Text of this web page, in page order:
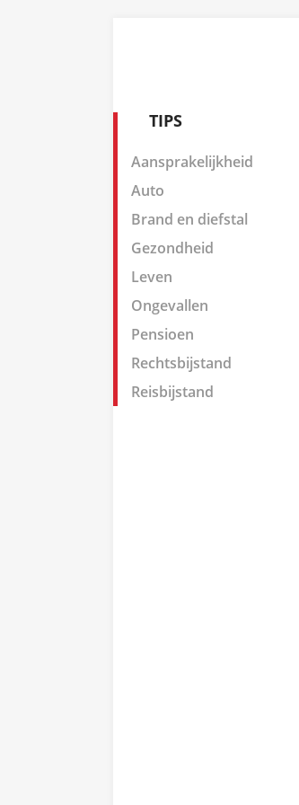
TIPS
Aansprakelijkheid
Auto
Brand en diefstal
Gezondheid
Leven
Ongevallen
Pensioen
Rechtsbijstand
Reisbijstand